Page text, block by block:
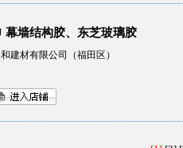
幕墙结构胶、东芝玻璃胶
建材有限公司（福田区）